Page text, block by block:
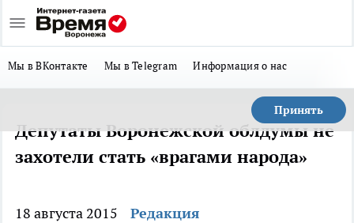
Мы в ВКонтакте Мы в Telegram Информация о нас
Принять
Депутаты Воронежской облдумы не
захотели стать «врагами народа»
18 августа 2015 Редакция